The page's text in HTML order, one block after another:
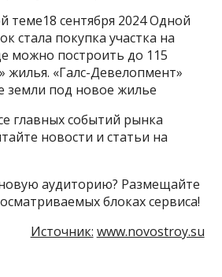
теме18 сентября 2024 Одной
стала покупка участка на
можно построить до 115
жилья. «Галс-Девелопмент»
земли под новое жилье
главных событий рынка
новости и статьи на
аудиторию? Размещайте
блоках сервиса!
Источник: www.novostroy.su